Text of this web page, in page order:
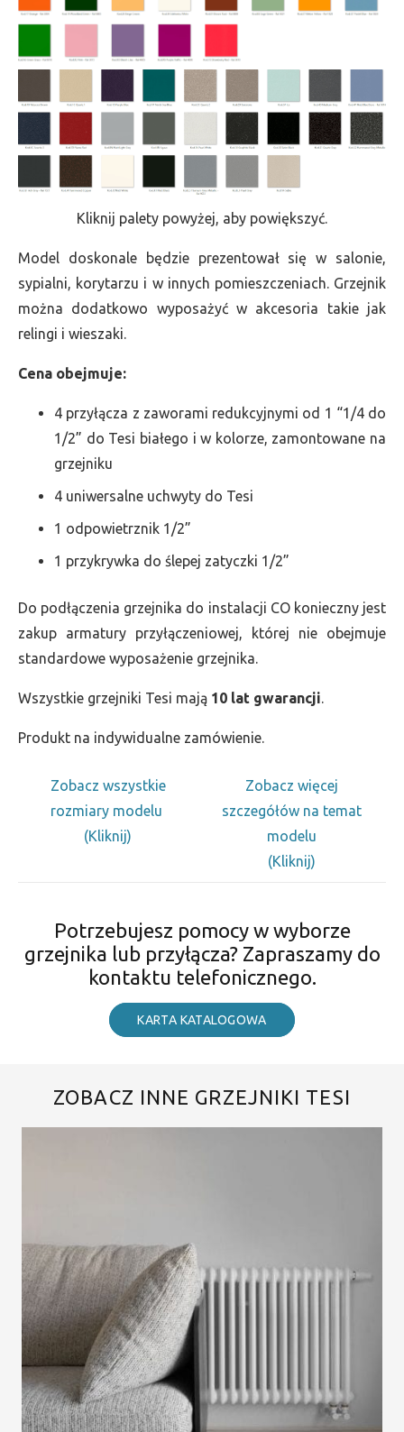
Kliknij palety powyżej, aby powiększyć.
Model doskonale będzie prezentował się w salonie,
sypialni, korytarzu i w innych pomieszczeniach. Grzejnik
można dodatkowo wyposażyć w akcesoria takie jak
relingi i wieszaki.
Cena obejmuje:
4 przyłącza z zaworami redukcyjnymi od 1 “1/4 do
1/2” do Tesi białego i w kolorze, zamontowane na
grzejniku
4 uniwersalne uchwyty do Tesi
1 odpowietrznik 1/2”
1 przykrywka do ślepej zatyczki 1/2”
Do podłączenia grzejnika do instalacji CO konieczny jest
zakup armatury przyłączeniowej, której nie obejmuje
standardowe wyposażenie grzejnika.
Wszystkie grzejniki Tesi mają 10 lat gwarancji.
Produkt na indywidualne zamówienie.
Zobacz wszystkie
rozmiary modelu
(Kliknij)
Zobacz więcej
szczegółów na temat
modelu
(Kliknij)
Potrzebujesz pomocy w wyborze
grzejnika lub przyłącza? Zapraszamy do
kontaktu telefonicznego.
KARTA KATALOGOWA
ZOBACZ INNE GRZEJNIKI TESI